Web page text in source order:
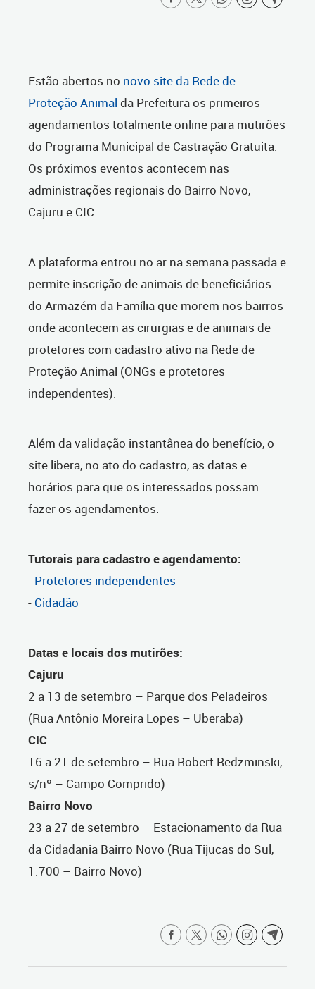
Estão abertos no novo site da Rede de
Proteção Animal da Prefeitura os primeiros
agendamentos totalmente online para mutirões
do Programa Municipal de Castração Gratuita.
Os próximos eventos acontecem nas
administrações regionais do Bairro Novo,
Cajuru e CIC.
A plataforma entrou no ar na semana passada e
permite inscrição de animais de beneficiários
do Armazém da Família que morem nos bairros
onde acontecem as cirurgias e de animais de
protetores com cadastro ativo na Rede de
Proteção Animal (ONGs e protetores
independentes).
Além da validação instantânea do benefício, o
site libera, no ato do cadastro, as datas e
horários para que os interessados possam
fazer os agendamentos.
Tutorais para cadastro e agendamento:
- Protetores independentes
- Cidadão
Datas e locais dos mutirões:
Cajuru
2 a 13 de setembro – Parque dos Peladeiros
(Rua Antônio Moreira Lopes – Uberaba)
CIC
16 a 21 de setembro – Rua Robert Redzminski,
s/nº – Campo Comprido)
Bairro Novo
23 a 27 de setembro – Estacionamento da Rua
da Cidadania Bairro Novo (Rua Tijucas do Sul,
1.700 – Bairro Novo)